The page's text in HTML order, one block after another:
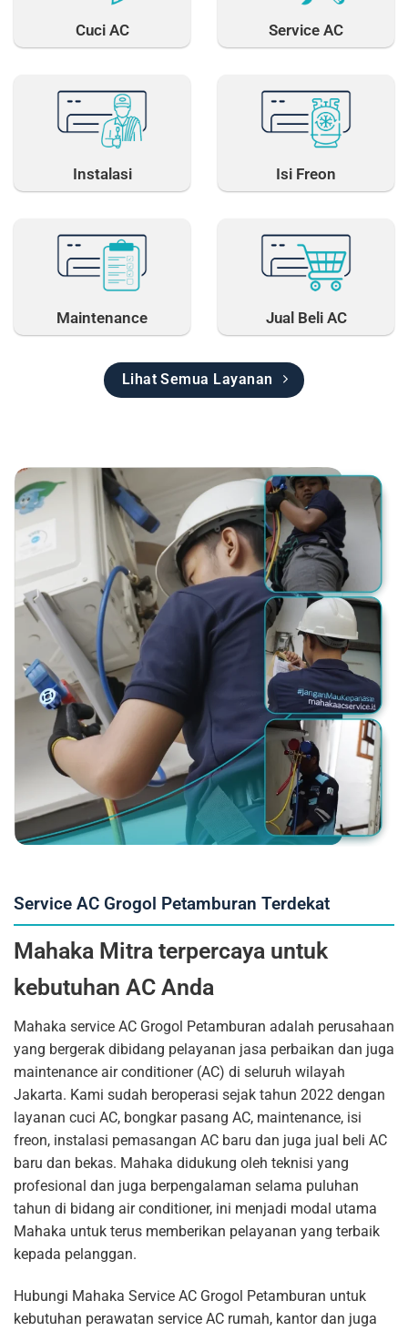
Cuci AC Service AC
Instalasi Isi Freon
Maintenance Jual Beli AC
Lihat Semua Layanan
Service AC Grogol Petamburan Terdekat
Mahaka Mitra terpercaya untuk
kebutuhan AC Anda
Mahaka service AC Grogol Petamburan adalah perusahaan
yang bergerak dibidang pelayanan jasa perbaikan dan juga
maintenance air conditioner (AC) di seluruh wilayah
Jakarta. Kami sudah beroperasi sejak tahun 2022 dengan
layanan cuci AC, bongkar pasang AC, maintenance, isi
freon, instalasi pemasangan AC baru dan juga jual beli AC
baru dan bekas. Mahaka didukung oleh teknisi yang
profesional dan juga berpengalaman selama puluhan
tahun di bidang air conditioner, ini menjadi modal utama
Mahaka untuk terus memberikan pelayanan yang terbaik
kepada pelanggan.
Hubungi Mahaka Service AC Grogol Petamburan untuk
kebutuhan perawatan service AC rumah, kantor dan juga